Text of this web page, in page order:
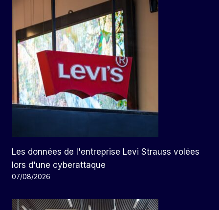
Les données de l'entreprise Levi Strauss volées
lors d'une cyberattaque
07/08/2026